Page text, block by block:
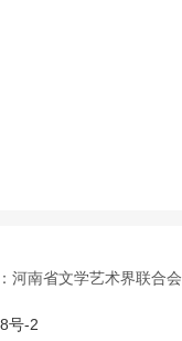
河南省文学艺术界联合会
号-2